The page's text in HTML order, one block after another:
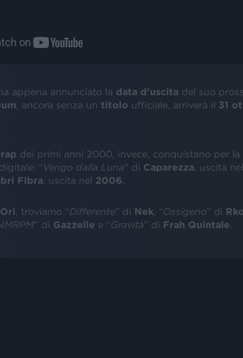
appena annunciato la data d'uscita del suo
, ancora senza un titolo ufficiale, arriverà il 31
rap dei primi anni 2000, invece, conquistano per
digitale: “Vengo dalla Luna” di Caparezza , uscita nel
Fibra , uscita nel 2006
Ori , troviamo “Differente” di Nek , “Ossigeno” di
” di Gazzelle e “Gravità” di Frah Quintale